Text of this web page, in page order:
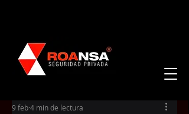
9 feb4 min de lectura